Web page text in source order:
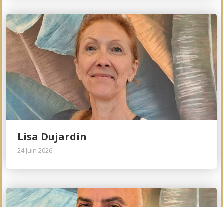
Lisa Dujardin
24 Juin 2026